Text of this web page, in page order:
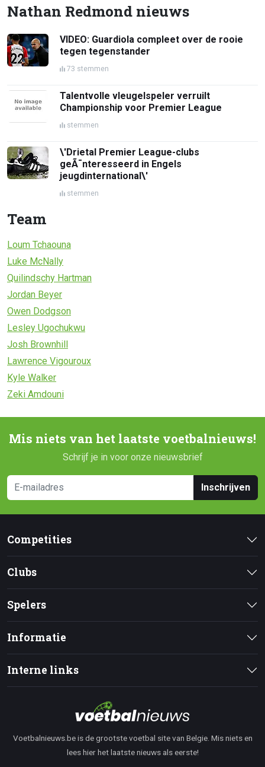
Nathan Redmond nieuws
VIDEO: Guardiola compleet over de rooie
tegen tegenstander
73 stemmen
Talentvolle vleugelspeler verruilt
Championship voor Premier League
stemmen
\'Drietal Premier League-clubs
geÃ¯nteresseerd in Engels
jeugdinternational\'
stemmen
Team
Loum Tchaouna
Luke McNally
Quilindschy Hartman
Jordan Beyer
Owen Dodgson
Lesley Ugochukwu
Josh Brownhill
Lawrence Vigouroux
Kyle Walker
Zeki Amdouni
Mis niets van het laatste voetbalnieuws!
Schrijf je in voor onze nieuwsbrief
Inschrijven
Competities
Clubs
Spelers
Informatie
Interne links
Voetbalnieuws.be is de grootste voetbal site van Belgie. Mis niets en
lees hier het laatste nieuws als eerste!